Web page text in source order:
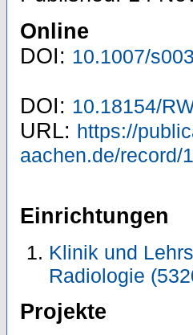
Online
DOI: 10.1007/
DOI: 10.18154/
URL: https://
aachen.de/record/
Einrichtungen
Klinik und
Radiologie
Projekte